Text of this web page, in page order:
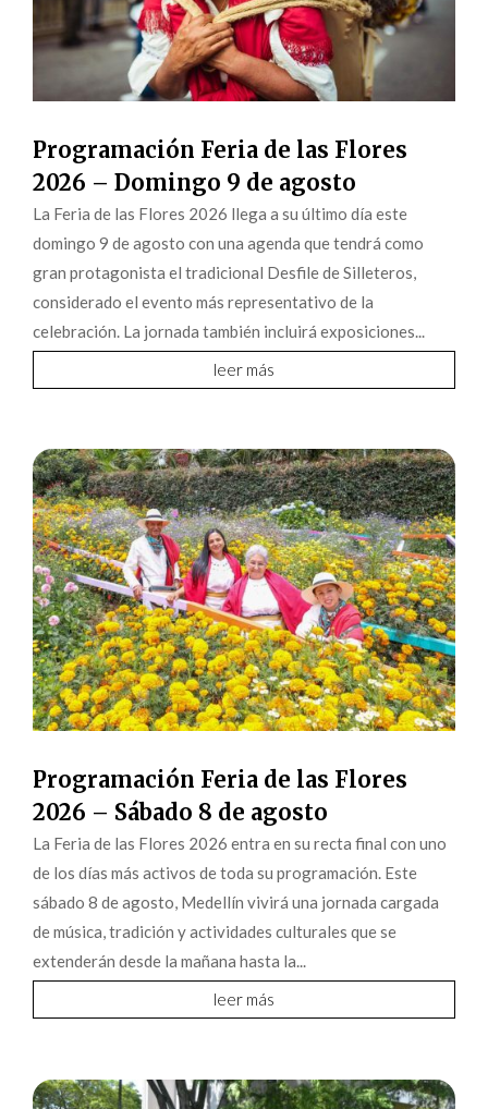
Programación Feria de las Flores
2026 – Domingo 9 de agosto
La Feria de las Flores 2026 llega a su último día este
domingo 9 de agosto con una agenda que tendrá como
gran protagonista el tradicional Desfile de Silleteros,
considerado el evento más representativo de la
celebración. La jornada también incluirá exposiciones...
leer más
Programación Feria de las Flores
2026 – Sábado 8 de agosto
La Feria de las Flores 2026 entra en su recta final con uno
de los días más activos de toda su programación. Este
sábado 8 de agosto, Medellín vivirá una jornada cargada
de música, tradición y actividades culturales que se
extenderán desde la mañana hasta la...
leer más